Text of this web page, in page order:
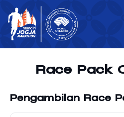
Race Pack
Pengambilan Race